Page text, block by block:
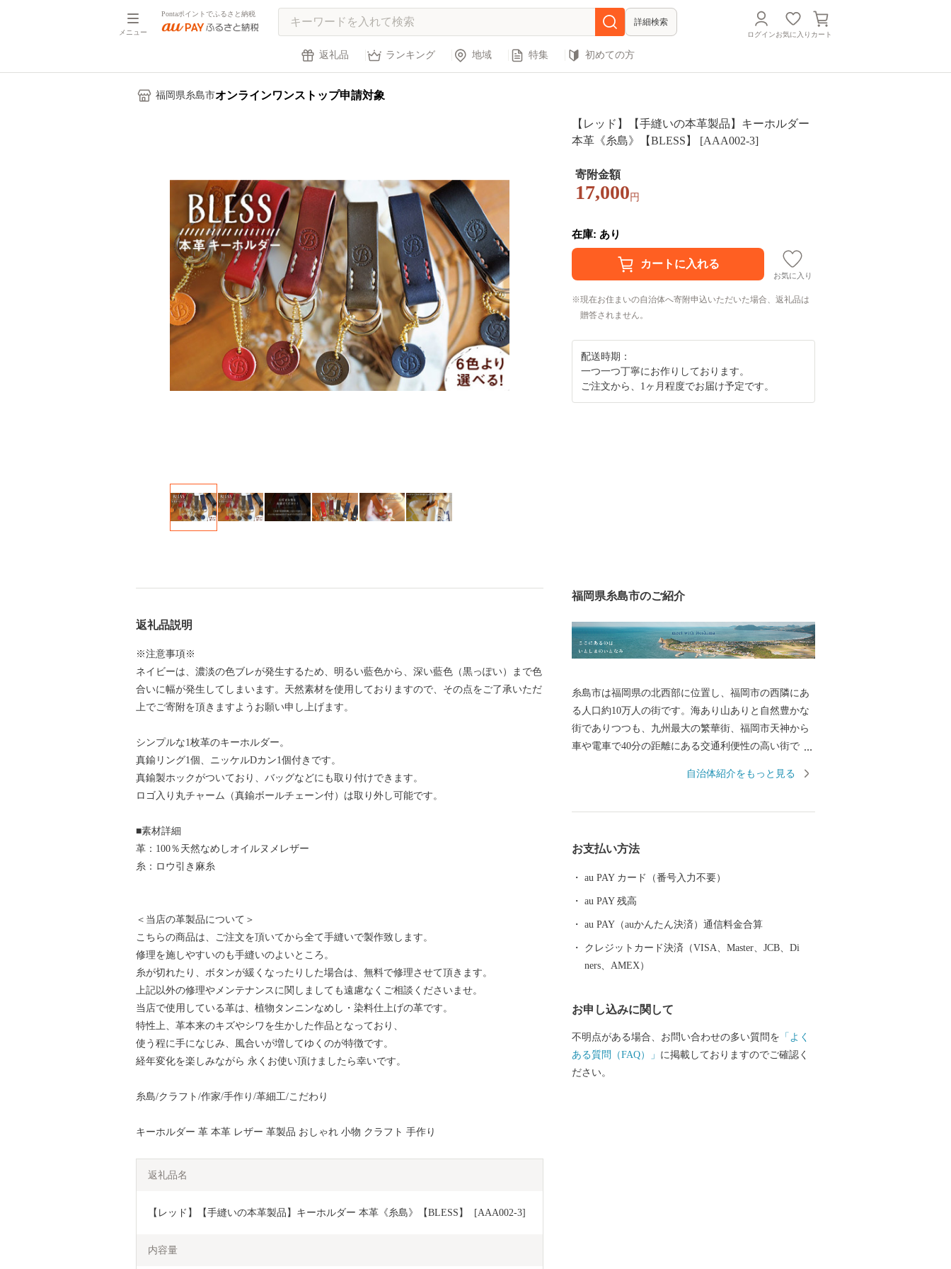
メニュー
Pontaポイントでふるさと納税
詳細検索
ログインお気に入り カート
返礼品 ランキング 地域 特集 初めての方
福岡県糸島市オンラインワンストップ申請対象
【レッド】【手縫いの本革製品】キーホルダー
本革《糸島》【BLESS】 [AAA002-3]
寄附金額
17,000 円
在庫: あり
お気に入り
現在お住まいの自治体へ寄附申込いただいた場合、返礼品は
贈答されません。
配送時期：
一つ一つ丁寧にお作りしております。
ご注文から、1ヶ月程度でお届け予定です。
返礼品説明
※注意事項※
ネイビーは、濃淡の色ブレが発生するため、明るい藍色から、深い藍色（黒っぽい）まで色
合いに幅が発生してしまいます。天然素材を使用しておりますので、その点をご了承いただ
上でご寄附を頂きますようお願い申し上げます。
シンプルな1枚革のキーホルダー。
真鍮リング1個、ニッケルDカン1個付きです。
真鍮製ホックがついており、バッグなどにも取り付けできます。
ロゴ入り丸チャーム（真鍮ボールチェーン付）は取り外し可能です。
■素材詳細
革：100％天然なめしオイルヌメレザー
糸：ロウ引き麻糸
＜当店の革製品について＞
こちらの商品は、ご注文を頂いてから全て手縫いで製作致します。
修理を施しやすいのも手縫いのよいところ。
糸が切れたり、ボタンが緩くなったりした場合は、無料で修理させて頂きます。
上記以外の修理やメンテナンスに関しましても遠慮なくご相談くださいませ。
当店で使用している革は、植物タンニンなめし・染料仕上げの革です。
特性上、革本来のキズやシワを生かした作品となっており、
使う程に手になじみ、風合いが増してゆくのが特徴です。
経年変化を楽しみながら 永くお使い頂けましたら幸いです。
糸島/クラフト/作家/手作り/革細工/こだわり
キーホルダー 革 本革 レザー 革製品 おしゃれ 小物 クラフト 手作り
返礼品名
【レッド】【手縫いの本革製品】キーホルダー 本革《糸島》【BLESS】  [AAA002-3]
内容量
福岡県糸島市のご紹介
糸島市は福岡県の北西部に位置し、福岡市の西隣にあ
る人口約10万人の街です。海あり山ありと自然豊かな
街でありつつも、九州最大の繁華街、福岡市天神から
車や電車で40分の距離にある交通利便性の高い街でも
上位に入ることもあり、移住してこられる方も多くな
京の飲食店でも取り扱われるほど、食の宝庫としても
景は糸島の風物詩となっています。 このほかにもゴル
フやサーフィン、登山、キャンプ等のアクティビテ
ィ、ドライブにぴったりな海辺の景観の良いレストラ
いただければ幸いです。
自治体紹介をもっと見る
お支払い方法
au PAY カード（番号入力不要）
au PAY 残高
au PAY（auかんたん決済）通信料金合算
クレジットカード決済（VISA、Master、JCB、Di
ners、AMEX）
お申し込みに関して
不明点がある場合、お問い合わせの多い質問を 「よく
ある質問（FAQ）」 に掲載しておりますのでご確認く
ださい。